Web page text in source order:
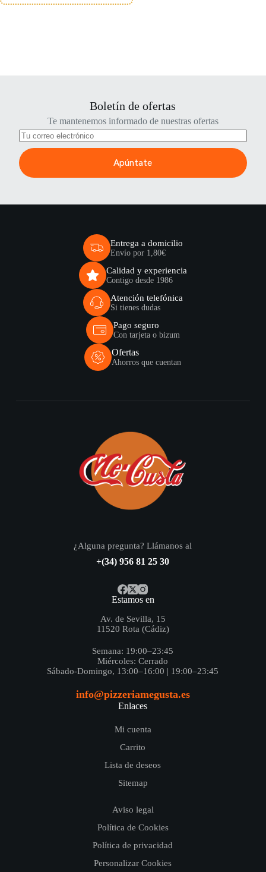
Boletín de ofertas
Te mantenemos informado de nuestras ofertas
Apúntate
Entrega a domicilio
Envío por 1,80€
Calidad y experiencia
Contigo desde 1986
Atención telefónica
Si tienes dudas
Pago seguro
Con tarjeta o bizum
Ofertas
Ahorros que cuentan
¿Alguna pregunta? Llámanos al
+(34) 956 81 25 30
Estamos en
Av. de Sevilla, 15
11520 Rota (Cádiz)
Semana: 19:00–23:45
Miércoles: Cerrado
Sábado-Domingo, 13:00–16:00 | 19:00–23:45
info@pizzeriamegusta.es
Enlaces
Mi cuenta
Carrito
Lista de deseos
Sitemap
Aviso legal
Política de Cookies
Política de privacidad
Personalizar Cookies